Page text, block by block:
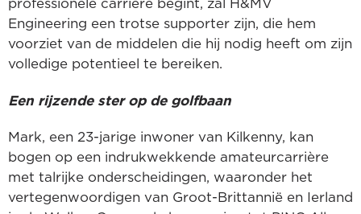
professionele carrière begint, zal H&MV
Engineering een trotse supporter zijn, die hem
voorziet van de middelen die hij nodig heeft om zijn
volledige potentieel te bereiken.
Een rijzende ster op de golfbaan
Mark, een 23-jarige inwoner van Kilkenny, kan
bogen op een indrukwekkende amateurcarrière
met talrijke onderscheidingen, waaronder het
vertegenwoordigen van Groot-Brittannië en Ierland